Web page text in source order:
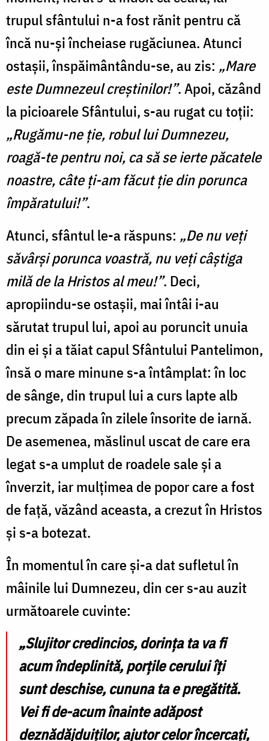
trupul sfântului n-a fost rănit pentru că
încă nu-și încheiase rugăciunea. Atunci
ostaşii, înspăimântându-se, au zis: „Mare
este Dumnezeul creştinilor!”. Apoi, căzând
la picioarele Sfântului, s-au rugat cu toții:
„Rugămu-ne ţie, robul lui Dumnezeu,
roagă-te pentru noi, ca să se ierte păcatele
noastre, câte ţi-am făcut ţie din porunca
împăratului!”.
Atunci, sfântul le-a răspuns: „De nu veţi
săvârşi porunca voastră, nu veţi câştiga
milă de la Hristos al meu!”. Deci,
apropiindu-se ostaşii, mai întâi i-au
sărutat trupul lui, apoi au poruncit unuia
din ei şi a tăiat capul Sfântului Pantelimon,
însă o mare minune s-a întâmplat: în loc
de sânge, din trupul lui a curs lapte alb
precum zăpada în zilele însorite de iarnă.
De asemenea, măslinul uscat de care era
legat s-a umplut de roadele sale și a
înverzit, iar mulţimea de popor care a fost
de faţă, văzând aceasta, a crezut în Hristos
și s-a botezat.
În momentul în care și-a dat sufletul în
mâinile lui Dumnezeu, din cer s-au auzit
următoarele cuvinte:
„Slujitor credincios, dorința ta va fi
acum îndeplinită, porțile cerului îți
sunt deschise, cununa ta e pregătită.
Vei fi de-acum înainte adăpost
deznădăjduiților, ajutor celor încercați,